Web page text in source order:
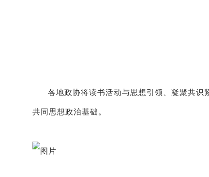
各地政协将读书活动与思想引领、凝聚共识
共同思想政治基础。